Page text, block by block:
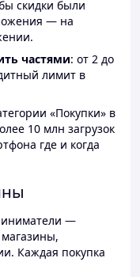
скидки были
— на
частями: от 2 до
лимит в
«Покупки» в
10 млн загрузок
где и когда
—
Каждая покупка